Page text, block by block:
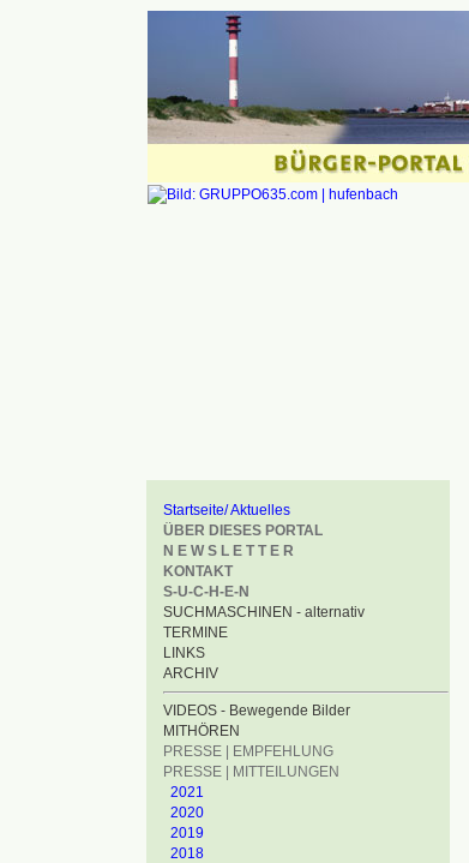
Startseite/ Aktuelles
ÜBER DIESES PORTAL
N E W S L E T T E R
KONTAKT
S-U-C-H-E-N
SUCHMASCHINEN - alternativ
TERMINE
LINKS
ARCHIV
VIDEOS - Bewegende Bilder
MITHÖREN
PRESSE | EMPFEHLUNG
PRESSE | MITTEILUNGEN
2021
2020
2019
2018